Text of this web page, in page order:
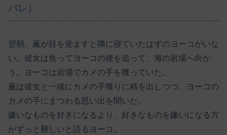
バレ）
翌朝、薫が目を覚ますと隣に寝ていたはずのヨーコがいな
い。彼女は焦ってヨーコの後を追って、海の岩場へ向か
う。ヨーコは岩場でカメの手を獲っていた。
薫は彼女と一緒にカメの手獲りに精を出しつつ、ヨーコの
カメの手にまつわる思い出を聞いた。
嫌いなものを好きになるより、好きなものを嫌いになる方
がずっと難しいと語るヨーコ。